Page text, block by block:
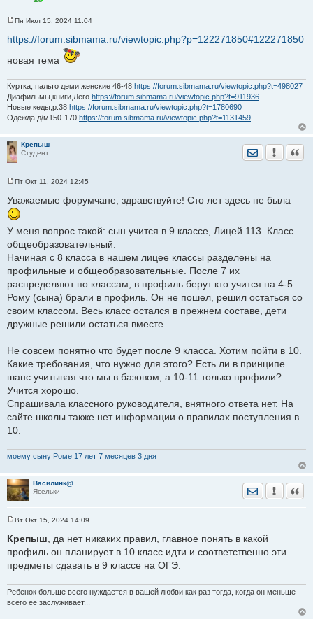
о
о
щ
и
е
Пн Июл 15, 2024 11:04
https://forum.sibmama.ru/viewtopic.php?p=122271850#122271850
новая тема
Куртка, пальто деми женские 46-48 https://forum.sibmama.ru/viewtopic.php?t=498027
Диафильмы,книги,Лего https://forum.sibmama.ru/viewtopic.php?t=911936
Новые кеды,р.38 https://forum.sibmama.ru/viewtopic.php?t=1780690
Одежда д/м150-170 https://forum.sibmama.ru/viewtopic.php?t=1131459
Крепыш
Студент
Отправить
о
б
щ
е
и
е
Пт Окт 11, 2024 12:45
Уважаемые форумчане, здравствуйте! Сто лет здесь не была
У меня вопрос такой: сын учится в 9 классе, Лицей 113. Класс
общеобразовательный.
Начиная с 8 класса в нашем лицее классы разделены на
профильные и общеобразовательные. После 7 их
распределяют по классам, в профиль берут кто учится на 4-5.
Рому (сына) брали в профиль. Он не пошел, решил остаться со
своим классом. Весь класс остался в прежнем составе, дети
дружные решили остаться вместе.
Не совсем понятно что будет после 9 класса. Хотим пойти в 10.
Какие требования, что нужно для этого? Есть ли в принципе
шанс учитывая что мы в базовом, а 10-11 только профили?
Учится хорошо.
Спрашивала классного руководителя, внятного ответа нет. На
сайте школы также нет информации о правилах поступления в
10.
моему сыну Роме 17 лет 7 месяцев 3 дня
Василинк@
Ясельки
Отправить
о
б
е
и
е
Вт Окт 15, 2024 14:09
Крепыш , да нет никаких правил, главное понять в какой
профиль он планирует в 10 класс идти и соответственно эти
предметы сдавать в 9 классе на ОГЭ.
Ребенок больше всего нуждается в вашей любви как раз тогда, когда он меньше
всего ее заслуживает...